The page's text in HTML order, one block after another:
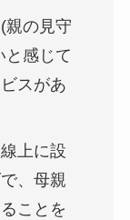
親の見守
と感じて
スがあ
上に設
、母親
ことを